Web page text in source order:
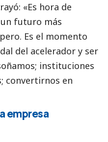
«Es hora de
un futuro más
Es el momento
del acelerador y ser
instituciones
convertirnos en
empresa